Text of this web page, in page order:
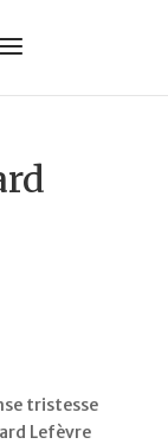
tristesse
Lefèvre